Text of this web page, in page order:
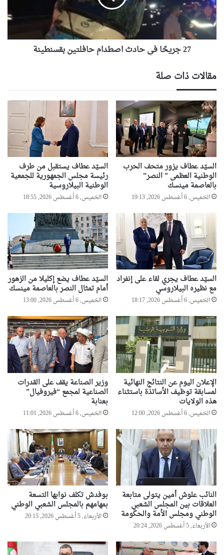
حافلتين
بقسنطينة
27 جريحًا في حادث اصطدام حافلتين بقسنطينة
مقالات ذات صلة
السيّد عطاف يزور متحف الحرب
الوطنية العظمى ” النصر”
بالعاصمة مينسك
الخميس, 6 أغسطس 2026, 19:13
السيّد عطاف يستقبل من طرف
رئيسة مجلس الجمهورية للجمعية
الوطنية البيلاروسية
الخميس, 6 أغسطس 2026, 18:55
السيّد عطاف يجري لقاء على إنفراد
مع نظيره البيلاروسي
الخميس, 6 أغسطس 2026, 18:17
السيّد عطاف يضع إكليلا من الزهور
أمام تمثال النصر بالعاصمة مينسك
الخميس, 6 أغسطس 2026, 13:00
الإعلان اليوم عن النتائج النهائية
لمسابقة توظيف الأساتذة باستثناء
هذه الولايات
الخميس, 6 أغسطس 2026, 12:00
وزير الصناعة يقف على القدرات
الصناعية لمجمع “فيروفيال”
بعنابة
الخميس, 6 أغسطس 2026, 11:01
النائب علوش أمين يتولى متابعة
العلاقات بين المجلس الشعبي
الوطني ومجلس الأمة والحكومة
الأربعاء, 5 أغسطس 2026, 20:24
بوفدش تكلف نوابها التسعة
بمهامهم بالمجلس الشعبي الوطني
الأربعاء, 5 أغسطس 2026, 20:15